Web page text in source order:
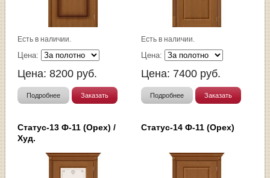
Есть в наличии.
Цена:
Цена:8200 руб.
Подробнее Заказать
Есть в наличии.
Цена:
Цена: 7400 руб.
Подробнее Заказать
Статус-13 Ф-11 (Орех) /
Худ.
Статус-14 Ф-11 (Орех)